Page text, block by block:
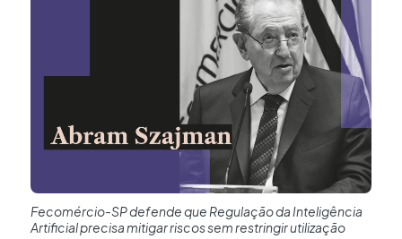
Fecomércio-SP defende que Regulação da Inteligência
Artificial precisa mitigar riscos sem restringir utilização